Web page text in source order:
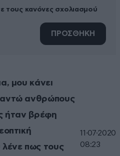
τους κανόνες σχολιασμού
ΠΡΟΣΘΗΚΗ
μου κάνει
ανθρώπους
ήταν βρέφη
πως τους
11·07·2020
08:23